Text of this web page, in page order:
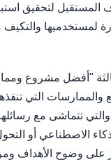
المستقبل لتحقيق
لمستخدميها والتكيف
"أفضل مشروع
التي
والتي تتماشى مع
الاصطناعي أو
على وضوح الأهداف